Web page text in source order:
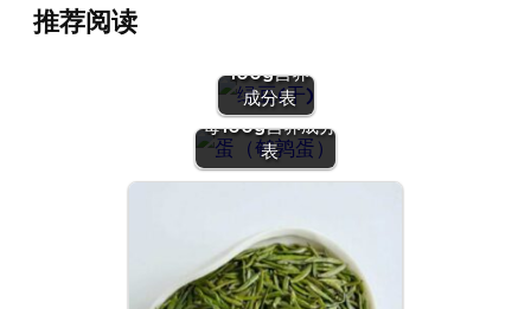
推荐阅读
100g营养
成分表
『蛋（鹌鹑
蛋）』营养价值 |
每100g营养成分
表